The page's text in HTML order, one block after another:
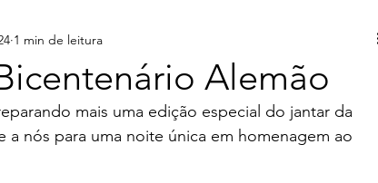
Alemão
1 min de leitura
mais uma edição especial do jantar da
nós para uma noite única em homenagem ao